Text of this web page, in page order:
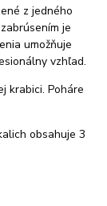
z jedného
je
umožňuje
vzhľad.
krabici. Poháre
obsahuje 3